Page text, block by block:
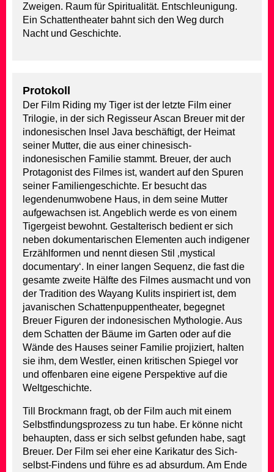
Zweigen. Raum für Spiritualität. Entschleunigung.
Ein Schattentheater bahnt sich den Weg durch
Nacht und Geschichte.
Protokoll
Der Film Riding my Tiger ist der letzte Film einer
Trilogie, in der sich Regisseur Ascan Breuer mit der
indonesischen Insel Java beschäftigt, der Heimat
seiner Mutter, die aus einer chinesisch-
indonesischen Familie stammt. Breuer, der auch
Protagonist des Filmes ist, wandert auf den Spuren
seiner Familiengeschichte. Er besucht das
legendenumwobene Haus, in dem seine Mutter
aufgewachsen ist. Angeblich werde es von einem
Tigergeist bewohnt. Gestalterisch bedient er sich
neben dokumentarischen Elementen auch indigener
Erzählformen und nennt diesen Stil ‚mystical
documentary‘. In einer langen Sequenz, die fast die
gesamte zweite Hälfte des Filmes ausmacht und von
der Tradition des Wayang Kulits inspiriert ist, dem
javanischen Schattenpuppentheater, begegnet
Breuer Figuren der indonesischen Mythologie. Aus
dem Schatten der Bäume im Garten oder auf die
Wände des Hauses seiner Familie projiziert, halten
sie ihm, dem Westler, einen kritischen Spiegel vor
und offenbaren eine eigene Perspektive auf die
Weltgeschichte.
Till Brockmann fragt, ob der Film auch mit einem
Selbstfindungsprozess zu tun habe. Er könne nicht
behaupten, dass er sich selbst gefunden habe, sagt
Breuer. Der Film sei eher eine Karikatur des Sich-
selbst-Findens und führe es ad absurdum. Am Ende